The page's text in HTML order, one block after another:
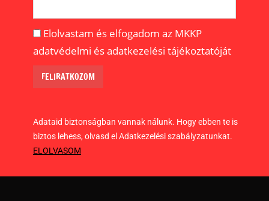
Elolvastam és elfogadom az MKKP
adatvédelmi és adatkezelési tájékoztatóját
Adataid biztonságban vannak nálunk. Hogy ebben te is
biztos lehess, olvasd el Adatkezelési szabályzatunkat.
ELOLVASOM